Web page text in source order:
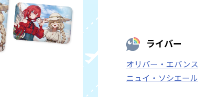
ライバー
オリバー・エバンス
ニュイ・ソシエール